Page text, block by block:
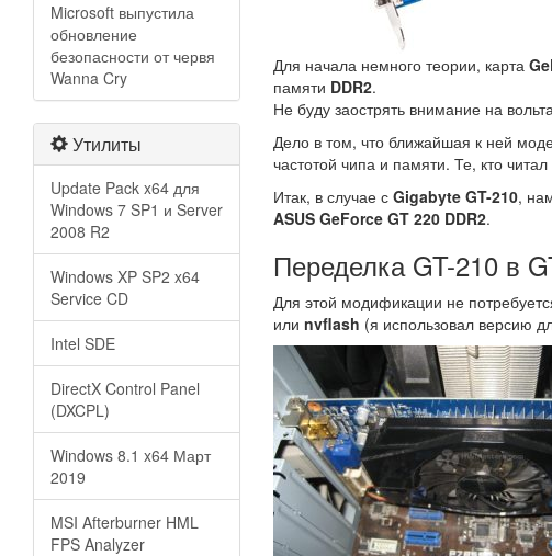
Microsoft выпустила
обновление
безопасности от червя
Wanna Cry
Утилиты
Update Pack x64 для
Windows 7 SP1 и Server
2008 R2
Windows XP SP2 x64
Service CD
Intel SDE
DirectX Control Panel
(DXCPL)
Windows 8.1 x64 Март
2019
MSI Afterburner HML
FPS Analyzer
Для начала немного теории, карта
памяти DDR2.
Не буду заострять внимание на
Дело в том, что ближайшая к ней
частотой чипа и памяти. Те, кто
Итак, в случае с Gigabyte GT-210,
ASUS GeForce GT 220 DDR2.
Переделка GT-210 в
Для этой модификации не
или nvflash (я использовал версию